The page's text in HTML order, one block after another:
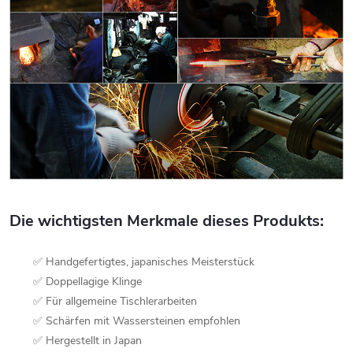
Die wichtigsten Merkmale dieses Produkts:
✅ Handgefertigtes, japanisches Meisterstück
✅ Doppellagige Klinge
✅ Für allgemeine Tischlerarbeiten
✅ Schärfen mit Wassersteinen empfohlen
✅ Hergestellt in Japan